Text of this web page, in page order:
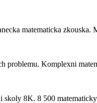
matematicka zkouska.
problemu. Komplexni
skoly 8K. 8 500